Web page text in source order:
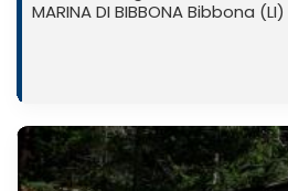
MARINA DI BIBBONA Bibbona (LI)